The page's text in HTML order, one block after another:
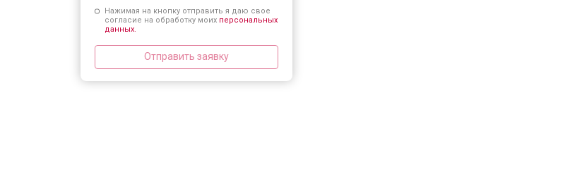
Нажимая на кнопку отправить я даю свое
согласие на обработку моих персональных
данных.
Отправить заявку